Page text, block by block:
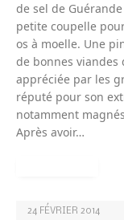
de sel de
petite coupelle
os à moelle. Une
de bonnes viandes
appréciée par les
réputé pour son
notamment
Après avoir…
24 FÉVRIER 2014